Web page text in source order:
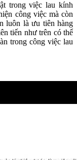
trong việc lau kính
công việc mà còn
luôn là ưu tiên hàng
tiến như trên có thể
trong công việc lau